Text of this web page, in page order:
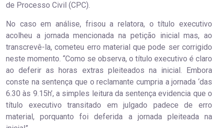
de Processo Civil (CPC).
No caso em análise, frisou a relatora, o título executivo
acolheu a jornada mencionada na petição inicial mas, ao
transcrevê-la, cometeu erro material que pode ser corrigido
neste momento. “Como se observa, o título executivo é claro
ao deferir as horas extras pleiteados na inicial. Embora
conste na sentença que o reclamante cumpria a jornada ‘das
6.30 às 9.15h’, a simples leitura da sentença evidencia que o
título executivo transitado em julgado padece de erro
material, porquanto foi deferida a jornada pleiteada na